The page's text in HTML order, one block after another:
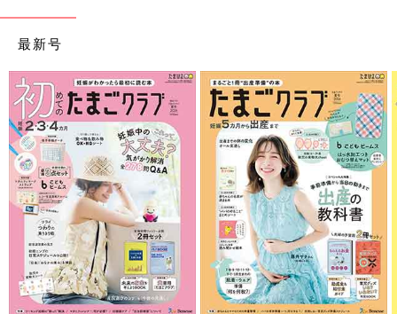
最新号